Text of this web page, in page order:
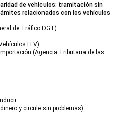
de vehículos: tramitación sin
relacionados con los vehículos
de Tráfico DGT)
ITV)
(Agencia Tributaria de las
y circule sin problemas)